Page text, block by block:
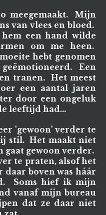
meegemaakt. Mijn
van vlees en bloed.
een hand wilde
om me heen.
hebt genomen
Een
tranen. Het meest
een aantal jaren
door een ongeluk
leeftijd had...
'gewoon' verder te
stil. Het maakt niet
gaat gewoon verder.
te praten, alsof het
boven was háár
Soms hief ik mijn
vanaf mijn bureau
dat ze daar niet